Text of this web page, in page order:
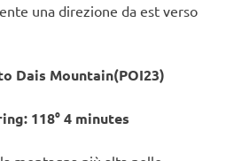
una direzione da est verso
Dais Mountain(POI23)
118° 4 minutes